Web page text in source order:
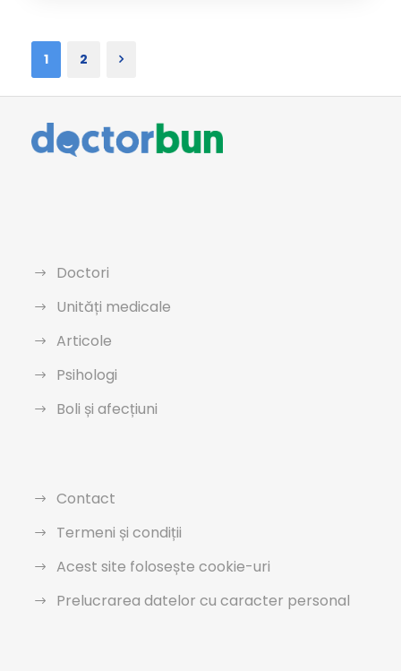
1 2
Doctori
Unități medicale
Articole
Psihologi
Boli și afecțiuni
Contact
Termeni și condiții
Acest site folosește cookie-uri
Prelucrarea datelor cu caracter personal